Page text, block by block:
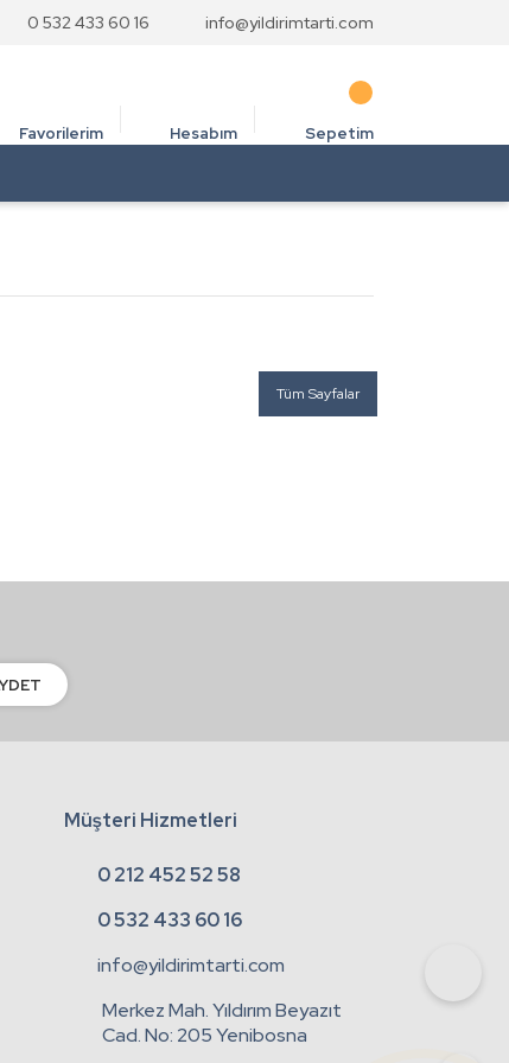
0 532 433 60 16 info@yildirimtarti.com
Favorilerim Hesabım Sepetim
Tüm Sayfalar
Müşteri Hizmetleri
0 212 452 52 58
0 532 433 60 16
info@yildirimtarti.com
Merkez Mah. Yıldırım Beyazıt
Cad. No: 205 Yenibosna